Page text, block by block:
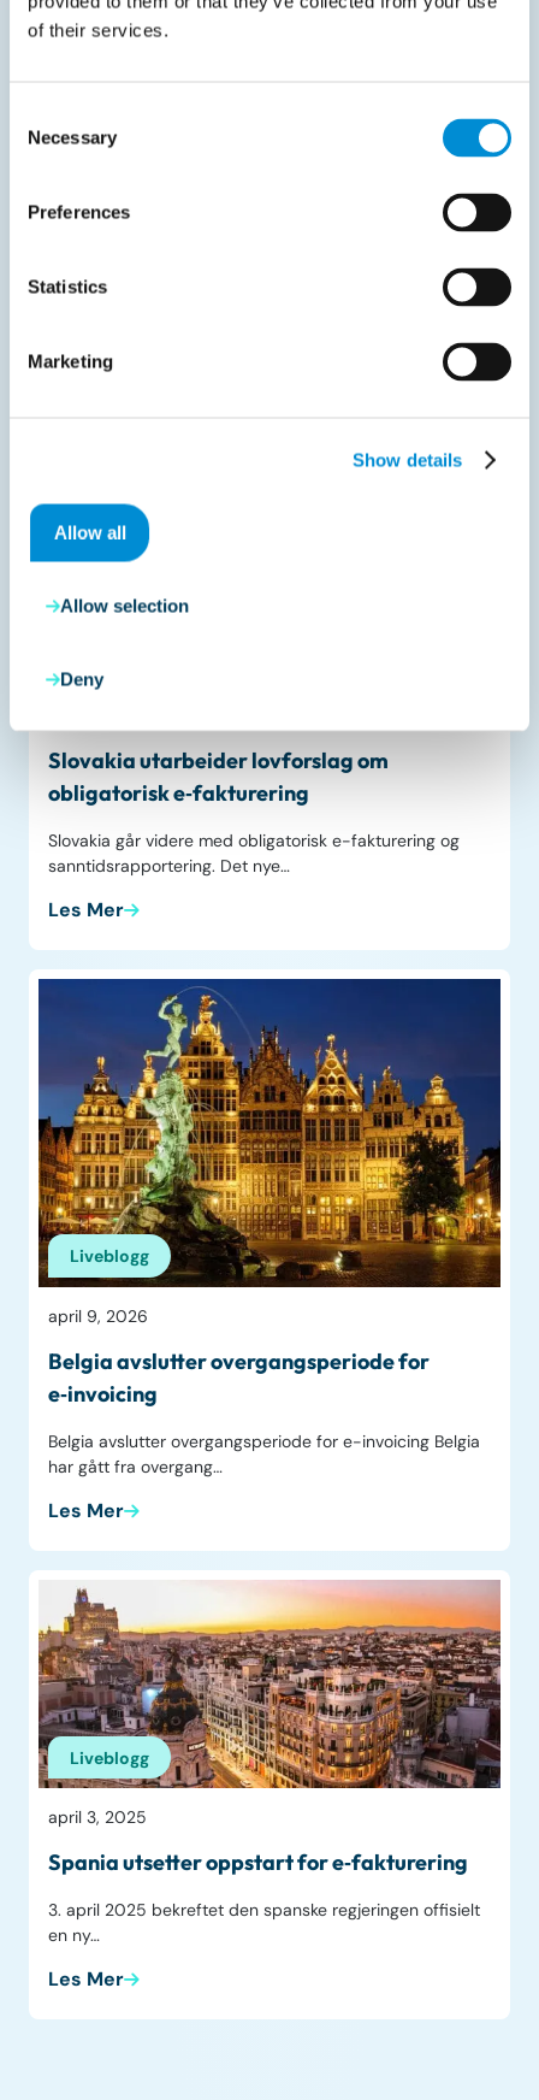
of their services.
Selection
Necessary
Preferences
Statistics
Marketing
Show details
Allow all
Allow selection
Deny
resultater og varig effekt.
Slovakia utarbeider lovforslag om
obligatorisk e‑fakturering
Slovakia går videre med obligatorisk e-fakturering og
sanntidsrapportering. Det nye…
Les Mer
Liveblogg
april 9, 2026
Belgia avslutter overgangsperiode for
e‑invoicing
Belgia avslutter overgangsperiode for e-invoicing Belgia
har gått fra overgang…
Les Mer
Liveblogg
april 3, 2025
Spania utsetter oppstart for e‑fakturering
3. april 2025 bekreftet den spanske regjeringen offisielt
en ny…
Les Mer